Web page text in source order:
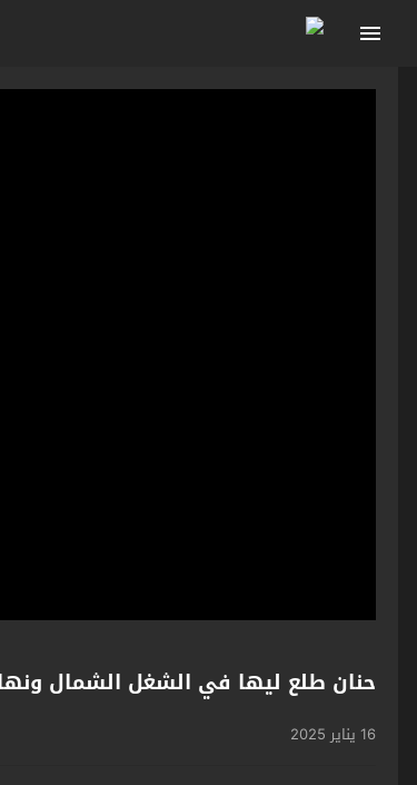
حنان طلع ليها في الشغل الشمال
16 يناير 2025